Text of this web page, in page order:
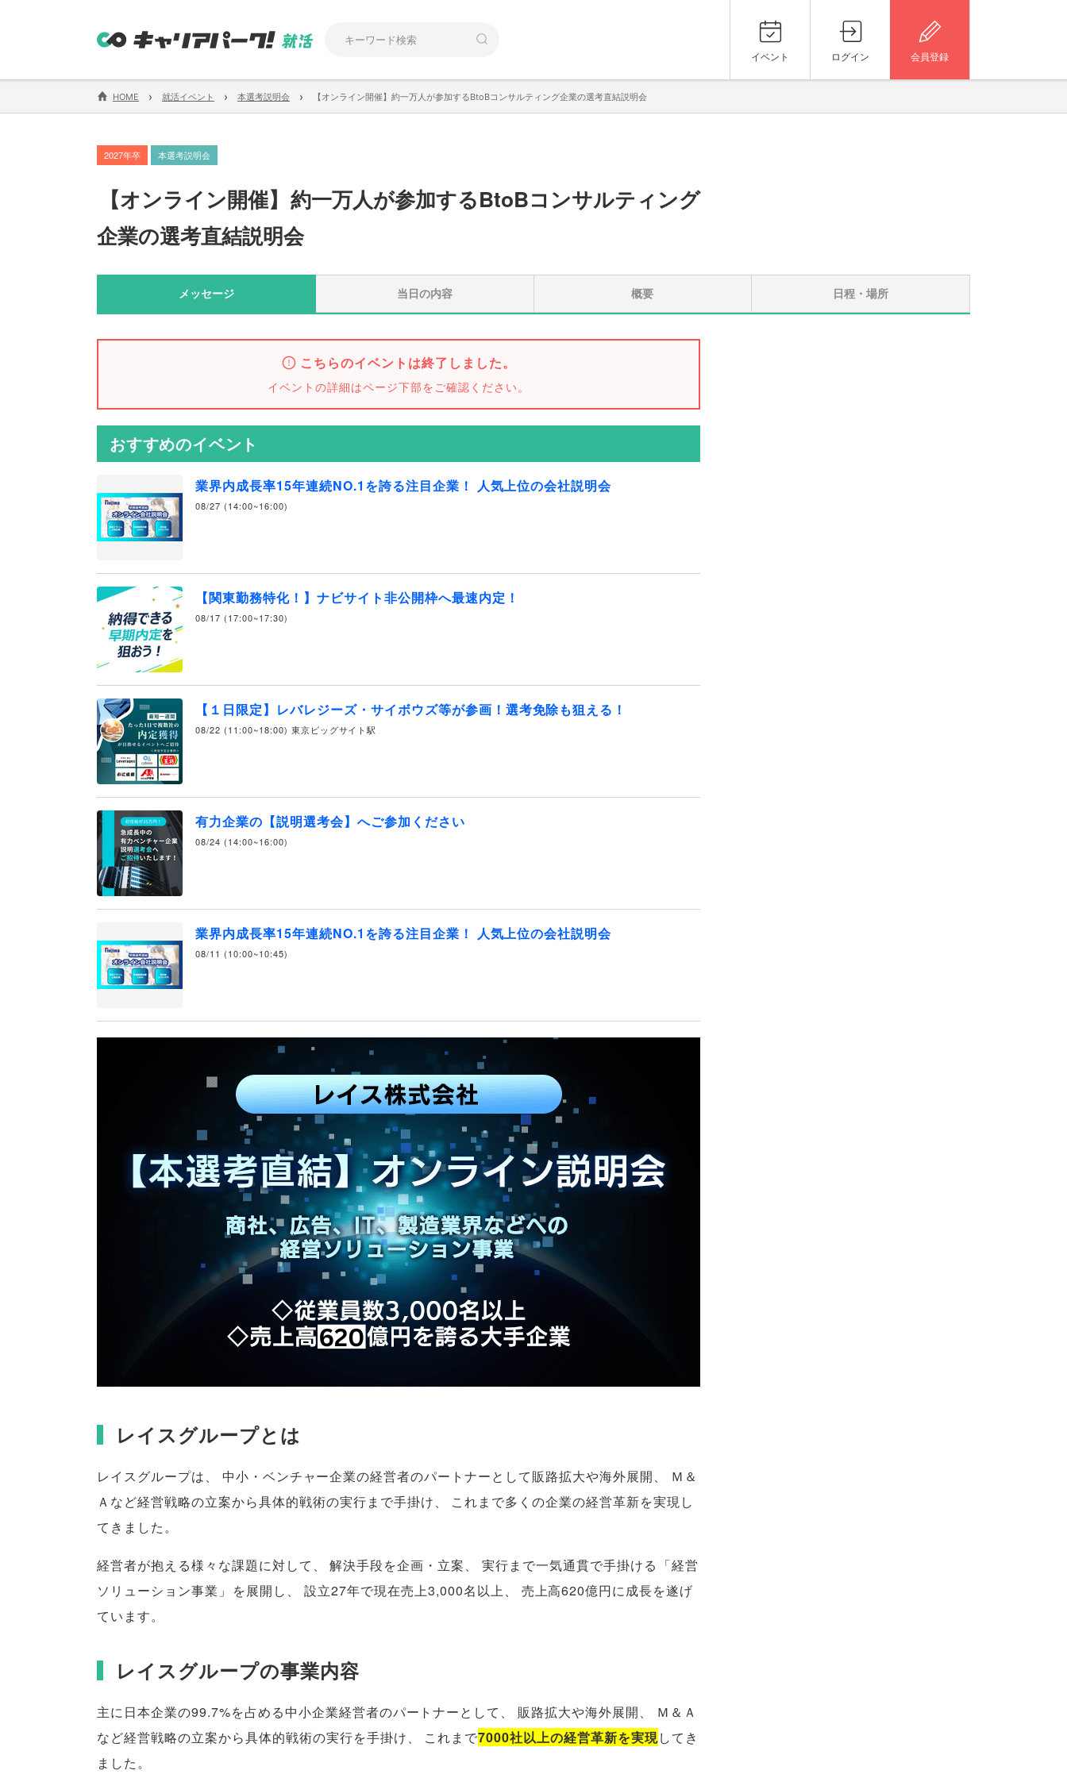
イベント ログイン 会員登録
HOME › 就活イベント › 本選考説明会 › 【オンライン開催】約一万人が参加するBtoBコンサルティング企業の選考直結説明会
2027年卒 本選考説明会
【オンライン開催】 約一万人が参加するBtoBコンサルティング
企業の選考直結説明会
メッセージ 当日の内容 概要 日程・場所
こちらのイベントは終了しました。
イベントの詳細はページ下部をご確認ください。
おすすめのイベント
業界内成長率15年連続NO.1を誇る注目企業！ 人気上位の会社説明会
08/27 (14:00~16:00)
【関東勤務特化！】ナビサイト非公開枠へ最速内定！
08/17 (17:00~17:30)
【１日限定】レバレジーズ・サイボウズ等が参画！選考免除も狙える！
08/22 (11:00~18:00) 東京ビッグサイト駅
有力企業の【説明選考会】へご参加ください
08/24 (14:00~16:00)
業界内成長率15年連続NO.1を誇る注目企業！ 人気上位の会社説明会
08/11 (10:00~10:45)
レイスグループとは
レイスグループは、 中小・ベンチャー企業の経営者のパートナーとして販路拡大や海外展開、
Ｍ＆
Ａなど経営戦略の立案から具体的戦術の実行まで手掛け、
これまで多くの企業の経営革新を実現し
てきました。
経営者が抱える様々な課題に対して 、 解決手段を企画・立案、 実行まで一気通貫で手掛ける 「経営
ソリューション事業 」 を展開し 、 設立27年で現在売上3,000名以上、
売上高620億円に成長を遂げ
ています。
レイスグループの事業内容
主に日本企業の99.7%を占める中小企業経営者のパートナーとして 、 販路拡大や海外展開、
Ｍ＆Ａ
など経営戦略の立案から具体的戦術の実行を手掛け、 これまで7000社以上の経営革新を実現してき
ました。